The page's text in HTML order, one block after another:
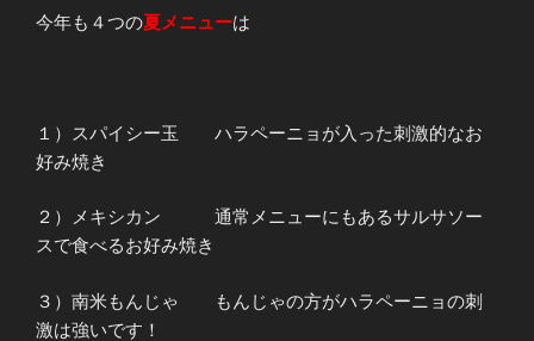
今年も４つの夏メニューは
１）スパイシー玉 ハラペーニョが入った刺激的なお
好み焼き
２）メキシカン 通常メニューにもあるサルサソー
スで食べるお好み焼き
３）南米もんじゃ もんじゃの方がハラペーニョの刺
激は強いです！